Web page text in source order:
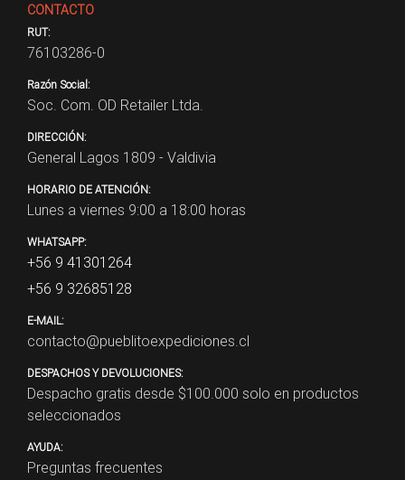
CONTACTO
RUT:
76103286-0
Razón Social:
Soc. Com. OD Retailer Ltda.
DIRECCIÓN:
General Lagos 1809 - Valdivia
HORARIO DE ATENCIÓN:
Lunes a viernes 9:00 a 18:00 horas
WHATSAPP:
+56 9 41301264
+56 9 32685128
E-MAIL:
contacto@pueblitoexpediciones.cl
DESPACHOS Y DEVOLUCIONES:
Despacho gratis desde $100.000 solo en productos
seleccionados
AYUDA:
Preguntas frecuentes